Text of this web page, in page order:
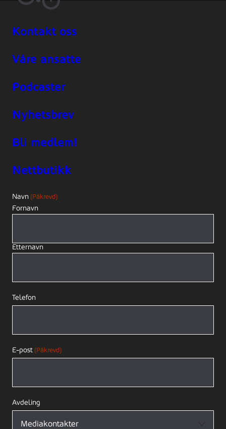
Kontakt oss
Våre ansatte
Podcaster
Nyhetsbrev
Bli medlem!
Nettbutikk
Navn (Påkrevd)
Fornavn
Etternavn
Telefon
E-post (Påkrevd)
Avdeling